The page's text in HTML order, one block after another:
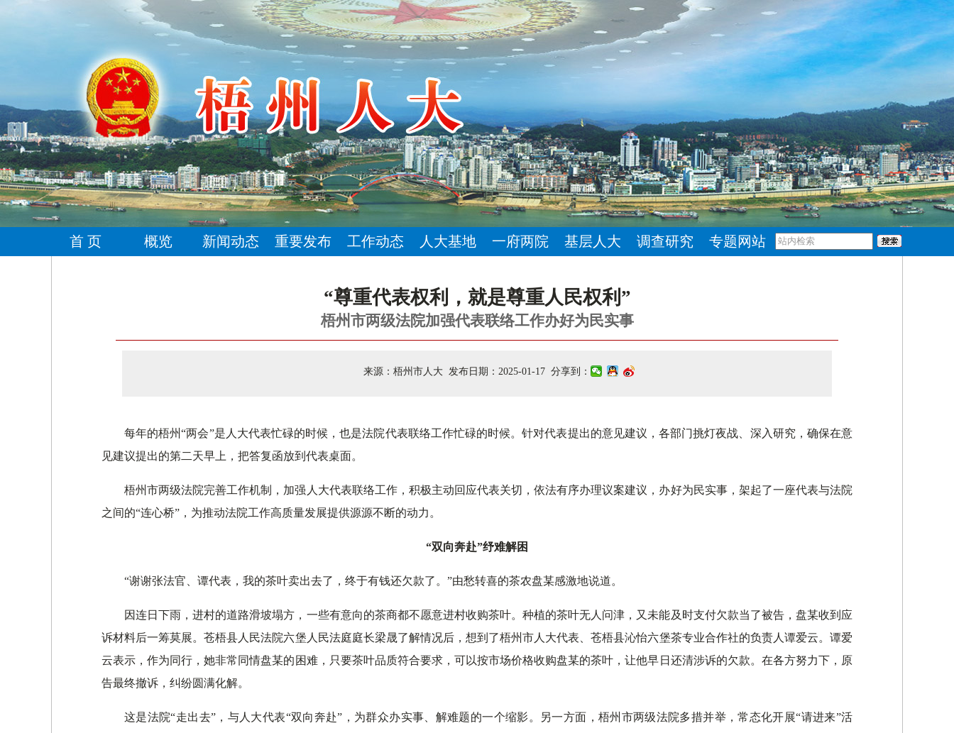
首 页 概览 新闻动态 重要发布 工作动态 人大基地 一府两院 基层人大 调查研究 专题网站
“尊重代表权利，就是尊重人民权利”
梧州市两级法院加强代表联络工作办好为民实事
来源：梧州市人大 发布日期：2025-01-17 分享到：
每年的梧州“两会”是人大代表忙碌的时候，也是法院代表联络工作忙碌的时候。针对代表提出的意见建议，各部门挑灯夜战、深入研究，确保在意
见建议提出的第二天早上，把答复函放到代表桌面。
梧州市两级法院完善工作机制，加强人大代表联络工作，积极主动回应代表关切，依法有序办理议案建议，办好为民实事，架起了一座代表与法院
之间的“连心桥”，为推动法院工作高质量发展提供源源不断的动力。
“双向奔赴”纾难解困
“谢谢张法官、谭代表，我的茶叶卖出去了，终于有钱还欠款了。”由愁转喜的茶农盘某感激地说道。
因连日下雨，进村的道路滑坡塌方，一些有意向的茶商都不愿意进村收购茶叶。种植的茶叶无人问津，又未能及时支付欠款当了被告，盘某收到应
诉材料后一筹莫展。苍梧县人民法院六堡人民法庭庭长梁晟了解情况后，想到了梧州市人大代表、苍梧县沁怡六堡茶专业合作社的负责人谭爱云。谭爱
云表示，作为同行，她非常同情盘某的困难，只要茶叶品质符合要求，可以按市场价格收购盘某的茶叶，让他早日还清涉诉的欠款。在各方努力下，原
告最终撤诉，纠纷圆满化解。
这是法院“走出去”，与人大代表“双向奔赴”，为群众办实事、解难题的一个缩影。另一方面，梧州市两级法院多措并举，常态化开展“请进来”活